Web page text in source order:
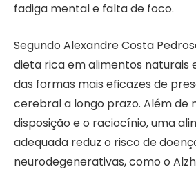
fadiga mental e falta de foco.
Segundo Alexandre Costa
dieta rica em alimentos naturais
das formas mais eficazes de
cerebral a longo prazo. Além de
disposição e o raciocínio, uma
adequada reduz o risco de
neurodegenerativas, como o